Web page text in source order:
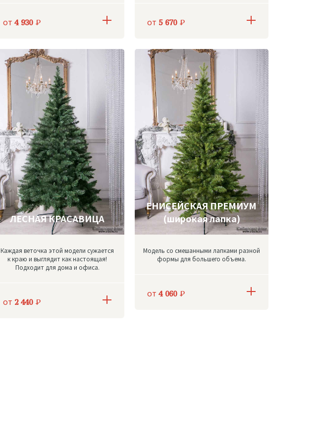
от 4 930 Р от 5 670 Р
ЛЕСНАЯ КРАСАВИЦА
Каждая веточка этой модели сужается
к краю и выглядит как настоящая!
Подходит для дома и офиса.
от 2 440 Р
ЕНИСЕЙСКАЯ ПРЕМИУМ
(широкая лапка)
Модель со смешанными лапками разной
формы для большего объема.
от 4 060 Р